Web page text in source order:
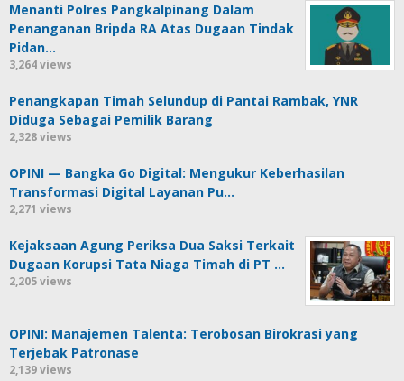
Menanti Polres Pangkalpinang Dalam
Penanganan Bripda RA Atas Dugaan Tindak
Pidan…
3,264 views
Penangkapan Timah Selundup di Pantai Rambak, YNR
Diduga Sebagai Pemilik Barang
2,328 views
OPINI — Bangka Go Digital: Mengukur Keberhasilan
Transformasi Digital Layanan Pu…
2,271 views
Kejaksaan Agung Periksa Dua Saksi Terkait
Dugaan Korupsi Tata Niaga Timah di PT …
2,205 views
OPINI: Manajemen Talenta: Terobosan Birokrasi yang
Terjebak Patronase
2,139 views